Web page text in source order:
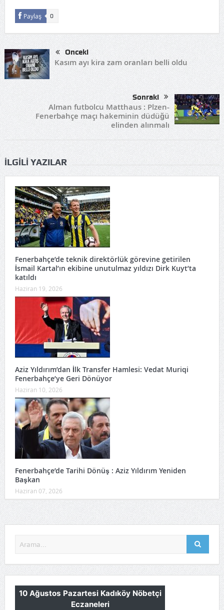
Paylaş 0
Önceki
Kasım ayı kira zam oranları belli oldu
Sonraki
Alman futbolcu Matthaus : Plzen-
Fenerbahçe maçı hakeminin düdüğü
elinden alınmalı
İLGILI YAZILAR
Fenerbahçe’de teknik direktörlük görevine getirilen
İsmail Kartal’ın ekibine unutulmaz yıldızı Dirk Kuyt’ta
katıldı
Haziran 19, 2026
Aziz Yıldırım’dan İlk Transfer Hamlesi: Vedat Muriqi
Fenerbahçe’ye Geri Dönüyor
Haziran 10, 2026
Fenerbahçe’de Tarihi Dönüş : Aziz Yıldırım Yeniden
Başkan
Haziran 07, 2026